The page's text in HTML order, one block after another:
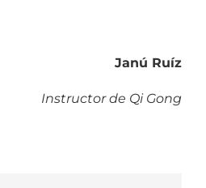
Janú Ruíz
Instructor de Qi Gong